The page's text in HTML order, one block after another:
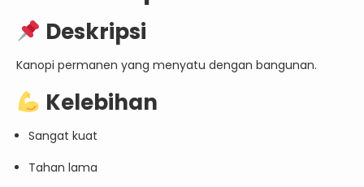
Deskripsi
Kanopi permanen yang menyatu dengan bangunan.
Kelebihan
Sangat kuat
Tahan lama